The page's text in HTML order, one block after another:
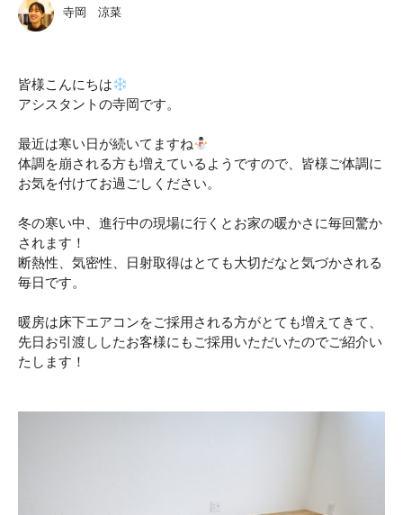
寺岡 涼菜
皆様こんにちは
アシスタントの寺岡です。
最近は寒い日が続いてますね
体調を崩される方も増えているようですので、皆様ご体調に
お気を付けてお過ごしください。
冬の寒い中、進行中の現場に行くとお家の暖かさに毎回驚か
されます！
断熱性、気密性、日射取得はとても大切だなと気づかされる
毎日です。
暖房は床下エアコンをご採用される方がとても増えてきて、
先日お引渡ししたお客様にもご採用いただいたのでご紹介い
たします！